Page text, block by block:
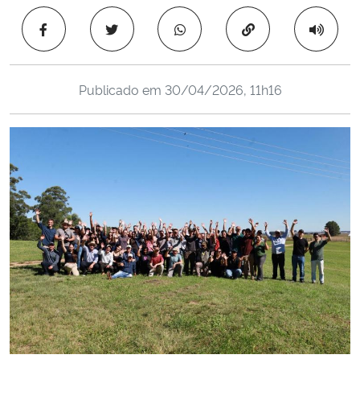
Ministério do Meio Ambiente
Controladoria-Geral da União
Ministério da Mulher, da Família e dos Direitos Humanos
Secretaria-Geral
Secretaria de Governo
Gabinete de Segurança Institucional
Copiar para área
Publicado em 30/04/2026, 11h16